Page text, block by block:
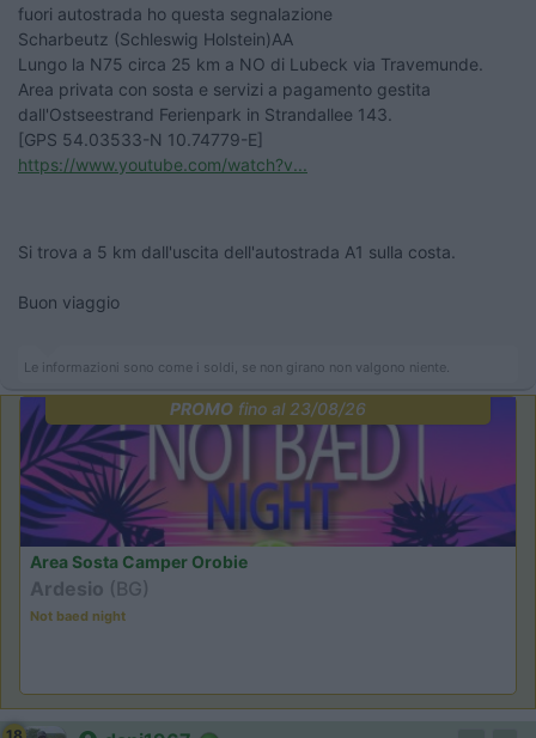
fuori autostrada ho questa segnalazione
Scharbeutz (Schleswig Holstein)AA
Lungo la N75 circa 25 km a NO di Lubeck via Travemunde.
Area privata con sosta e servizi a pagamento gestita
dall'Ostseestrand Ferienpark in Strandallee 143.
[GPS 54.03533-N 10.74779-E]
https://www.youtube.com/watch?v...
Si trova a 5 km dall'uscita dell'autostrada A1 sulla costa.
Buon viaggio
Le informazioni sono come i soldi, se non girano non valgono niente.
PROMOfino al 23/08/26
Area Sosta Camper Orobie
Ardesio (BG)
Not baed night